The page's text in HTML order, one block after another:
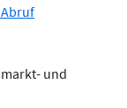
und